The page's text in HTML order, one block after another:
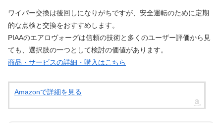
ワイパー交換は後回しになりがちですが、安全運転のために定期
的な点検と交換をおすすめします。
PIAAのエアロヴォーグは信頼の技術と多くのユーザー評価から見
ても、選択肢の一つとして検討の価値があります。
商品・サービスの詳細・購入はこちら
Amazonで詳細を見る